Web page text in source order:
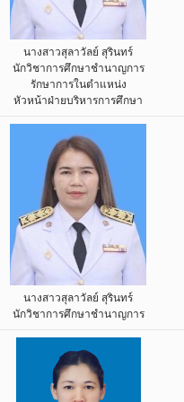
นางสาวสุลาวัลย์ สุรินทร์
นักวิชาการศึกษาชำนาญการ
รักษาการในตำแหน่ง
หัวหน้าฝ่ายบริหารการศึกษา
นางสาวสุลาวัลย์ สุรินทร์
นักวิชาการศึกษาชำนาญการ